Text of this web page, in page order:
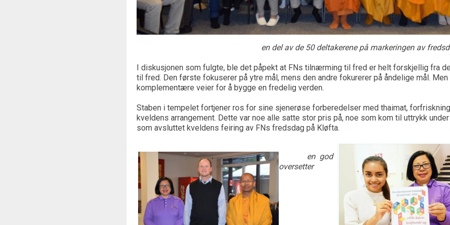
en del av de 50 deltakerene på markeringen av
I diskusjonen som fulgte, ble det påpekt at FNs tilnærming til fred er helt forskjellig fra
til fred. Den første fokuserer på ytre mål, mens den andre fokurerer på åndelige mål.
komplementære veier for å bygge en fredelig verden.
Staben i tempelet fortjener ros for sine sjenerøse forberedelser med thaimat,
kveldens arrangement. Dette var noe alle satte stor pris på, noe som kom til uttrykk
som avsluttet kveldens feiring av FNs fredsdag på Kløfta.
en god
oversetter